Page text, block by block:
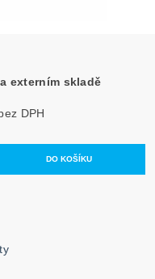
externím skladě
130 Kč bez DPH